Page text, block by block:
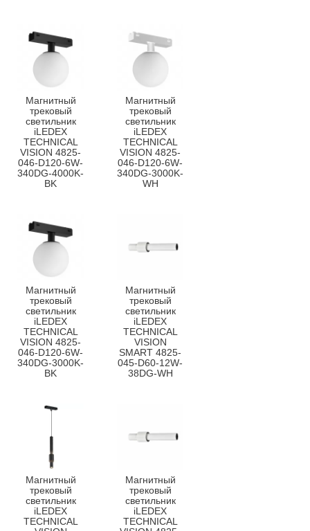
Магнитный
трековый
светильник
iLEDEX
TECHNICAL
VISION 4825-
046-D120-6W-
340DG-4000K-
BK
Магнитный
трековый
светильник
iLEDEX
TECHNICAL
VISION 4825-
046-D120-6W-
340DG-3000K-
WH
Магнитный
трековый
светильник
iLEDEX
TECHNICAL
VISION 4825-
046-D120-6W-
340DG-3000K-
BK
Магнитный
трековый
светильник
iLEDEX
TECHNICAL
VISION
SMART 4825-
045-D60-12W-
38DG-WH
Магнитный
трековый
светильник
iLEDEX
TECHNICAL
Магнитный
трековый
светильник
iLEDEX
TECHNICAL